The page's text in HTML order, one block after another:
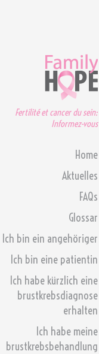
Fertilité et cancer du sein:
Informez-vous
Home
Aktuelles
FAQs
Glossar
Ich bin ein angehöriger
Ich bin eine patientin
Ich habe kürzlich eine
brustkrebsdiagnose
erhalten
Ich habe meine
brustkrebsbehandlung